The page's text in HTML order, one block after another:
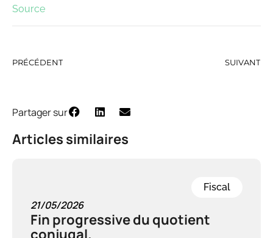
Source
PRÉCÉDENT SUIVANT
Partager sur
Articles similaires
Fiscal
21/05/2026
Fin progressive du quotient